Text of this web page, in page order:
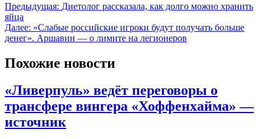
Предыдущая: Диетолог рассказала, как долго можно хранить
яйца
Далее: «Слабые российские игроки будут получать больше
денег». Аршавин — о лимите на легионеров
Похожие новости
«Ливерпуль» ведёт переговоры о
трансфере вингера «Хоффенхайма» —
источник